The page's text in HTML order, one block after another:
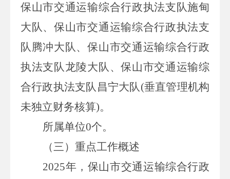
保山市交通运输综合行政执法支队施甸
大队、保山市交通运输综合行政执法支
队腾冲大队、保山市交通运输综合行政
执法支队龙陵大队、保山市交通运输综
合行政执法支队昌宁大队(垂直管理机构
未独立财务核算)。
所属单位0个。
（三）重点工作概述
2025年，保山市交通运输综合行政